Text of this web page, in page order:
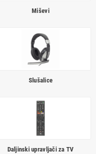
Miševi
Slušalice
Daljinski upravljači za TV